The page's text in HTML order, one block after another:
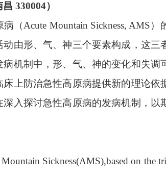
昌 330004）
病（Acute Mountain Sickness, AMS
由形、气、神三个要素构成，这三
机制中，形、气、神的变化和失调
上防治急性高原病提供新的理论依
入探讨急性高原病的发病机制，以
Sickness(AMS),based on the